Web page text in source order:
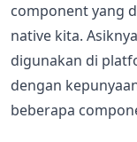
component yang
native kita.
digunakan di
dengan
beberapa